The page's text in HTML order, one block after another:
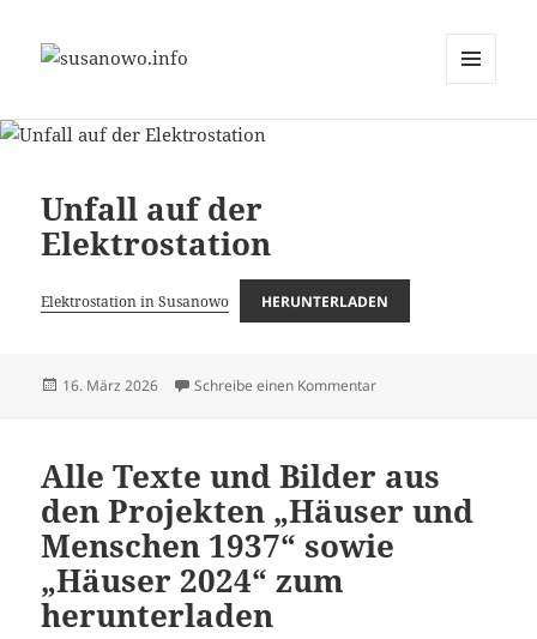
Unfall auf der
Elektrostation
Elektrostation in Susanowo HERUNTERLADEN
Veröffentlicht
16. März 2026 Schreibe einen Kommentarzu Unfall auf der
Alle Texte und Bilder aus
den Projekten „Häuser und
Menschen 1937“ sowie
„Häuser 2024“ zum
herunterladen